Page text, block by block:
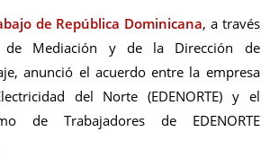
de República Dominicana, a través
de Mediación y de la Dirección de
anunció el acuerdo entre la empresa
del Norte (EDENORTE) y el
de Trabajadores de EDENORTE